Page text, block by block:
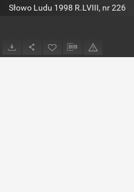
Słowo Ludu 1998 R.LVIII, nr 226